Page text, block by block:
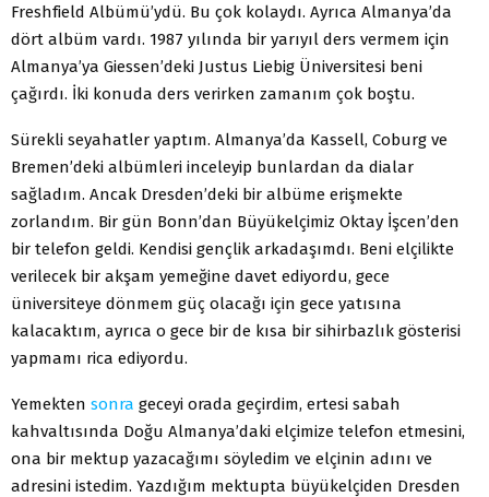
Freshfield Albümü’ydü. Bu çok kolaydı. Ayrıca Almanya’da
dört albüm vardı. 1987 yılında bir yarıyıl ders vermem için
Almanya’ya Giessen’deki Justus Liebig Üniversitesi beni
çağırdı. İki konuda ders verirken zamanım çok boştu.
Sürekli seyahatler yaptım. Almanya’da Kassell, Coburg ve
Bremen’deki albümleri inceleyip bunlardan da dialar
sağladım. Ancak Dresden’deki bir albüme erişmekte
zorlandım. Bir gün Bonn’dan Büyükelçimiz Oktay İşcen’den
bir telefon geldi. Kendisi gençlik arkadaşımdı. Beni elçilikte
verilecek bir akşam yemeğine davet ediyordu, gece
üniversiteye dönmem güç olacağı için gece yatısına
kalacaktım, ayrıca o gece bir de kısa bir sihirbazlık gösterisi
yapmamı rica ediyordu.
Yemekten sonra geceyi orada geçirdim, ertesi sabah
kahvaltısında Doğu Almanya’daki elçimize telefon etmesini,
ona bir mektup yazacağımı söyledim ve elçinin adını ve
adresini istedim. Yazdığım mektupta büyükelçiden Dresden